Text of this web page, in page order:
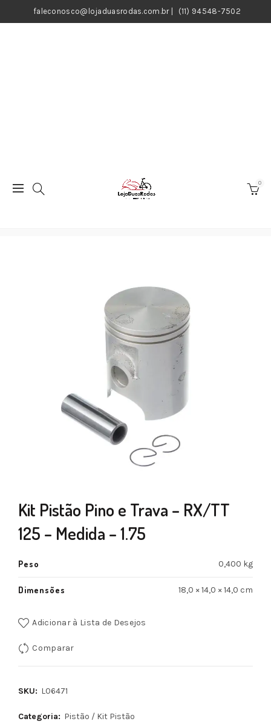
faleconosco@lojaduasrodas.com.br| (11) 94548-7502
0
Kit Pistão Pino e Trava – RX/TT
125 – Medida – 1.75
Peso 0,400 kg
Dimensões 18,0 × 14,0 × 14,0 cm
Adicionar à Lista de Desejos
Comparar
SKU: L06471
Categoria: Pistão / Kit Pistão